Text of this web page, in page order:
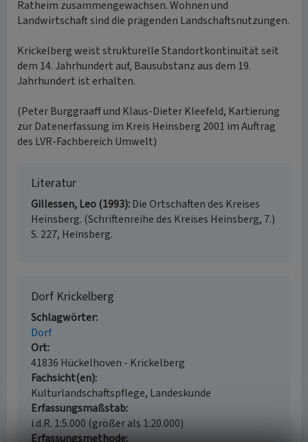
Ratheim zusammengewachsen. Wohnen und
Landwirtschaft sind die prägenden Landschaftsnutzungen.
Krickelberg weist strukturelle Standortkontinuität seit
dem 14. Jahrhundert auf, Bausubstanz aus dem 19.
Jahrhundert ist erhalten.
(Peter Burggraaff und Klaus-Dieter Kleefeld, Kartierung
zur Datenerfassung im Kreis Heinsberg 2001 im Auftrag
des LVR-Fachbereich Umwelt)
Literatur
Gillessen, Leo (1993) Die Ortschaften des Kreises
Heinsberg. (Schriftenreihe des Kreises Heinsberg, 7.)
S. 227, Heinsberg.
Dorf Krickelberg
Schlagwörter
Dorf
Ort
41836 Hückelhoven - Krickelberg
Fachsicht(en)
Kulturlandschaftspflege, Landeskunde
Erfassungsmaßstab
i.d.R. 1:5.000 (größer als 1:20.000)
Erfassungsmethode